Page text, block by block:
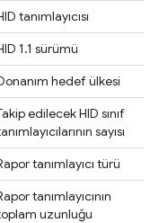
tanımlayıcısı
1.1 sürümü
hedef ülkesi
edilecek HID sınıf
sayısı
tanımlayıcı türü
tanımlayıcının
uzunluğu